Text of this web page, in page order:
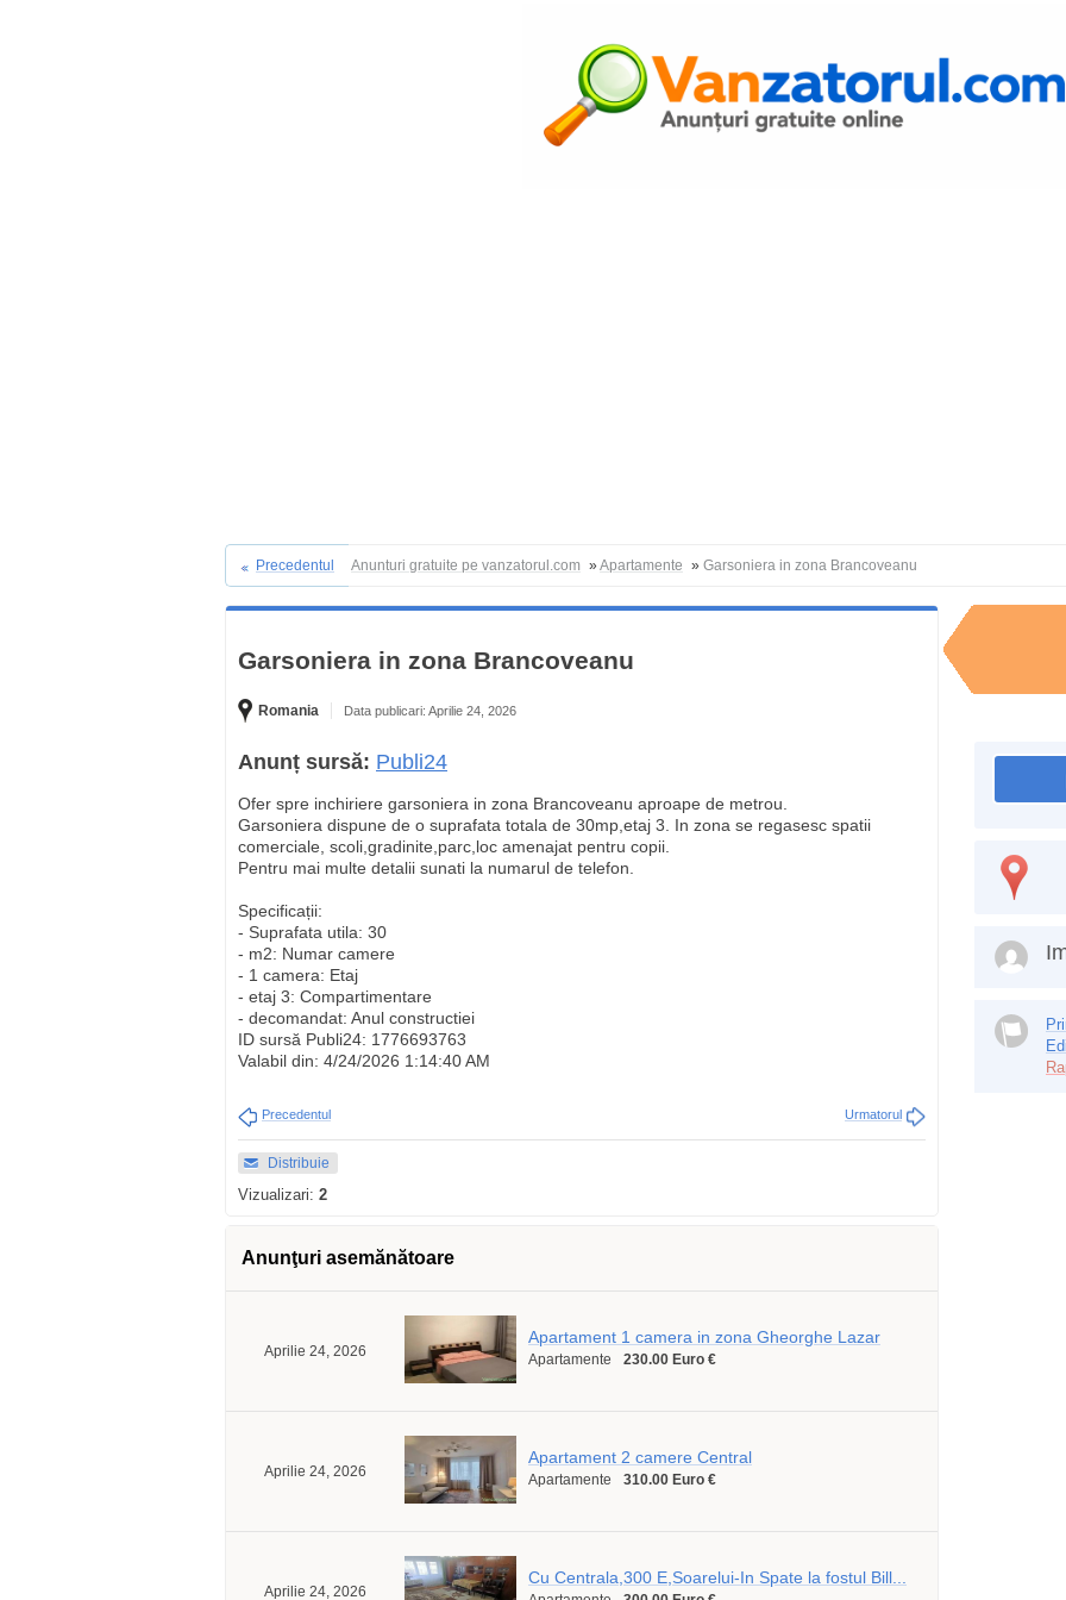
Precedentul Anunturi gratuite pe vanzatorul.com »Apartamente » Garsoniera in zona Brancoveanu
Garsoniera in zona Brancoveanu
Romania Data publicari: Aprilie 24, 2026
Anunț sursă: Publi24
Ofer spre inchiriere garsoniera in zona Brancoveanu aproape de metrou.
Garsoniera dispune de o suprafata totala de 30mp,etaj 3. In zona se regasesc spatii
comerciale, scoli,gradinite,parc,loc amenajat pentru copii.
Pentru mai multe detalii sunati la numarul de telefon.
Specificații:
- Suprafata utila: 30
- m2: Numar camere
- 1 camera: Etaj
- etaj 3: Compartimentare
- decomandat: Anul constructiei
ID sursă Publi24: 1776693763
Valabil din: 4/24/2026 1:14:40 AM
Precedentul Urmatorul
Distribuie
Vizualizari: 2
Anunţuri asemănătoare
Aprilie 24, 2026
Apartament 1 camera in zona Gheorghe Lazar
Apartamente 230.00 Euro €
Aprilie 24, 2026
Apartament 2 camere Central
Apartamente 310.00 Euro €
Aprilie 24, 2026
Cu Centrala,300 E,Soarelui-In Spate la fostul Bill...